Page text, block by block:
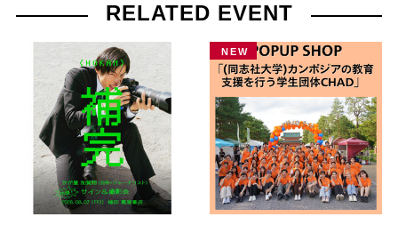
RELATED EVENT
NEW